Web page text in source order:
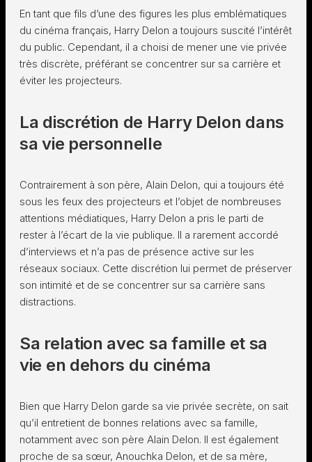
En tant que fils d’une des figures les plus emblématiques
du cinéma français, Harry Delon a toujours suscité l’intérêt
du public. Cependant, il a choisi de mener une vie privée
très discrète, préférant se concentrer sur sa carrière et
éviter les projecteurs.
La discrétion de Harry Delon dans
sa vie personnelle
Contrairement à son père, Alain Delon, qui a toujours été
sous les feux des projecteurs et l’objet de nombreuses
attentions médiatiques, Harry Delon a pris le parti de
rester à l’écart de la vie publique. Il a rarement accordé
d’interviews et n’a pas de présence active sur les
réseaux sociaux. Cette discrétion lui permet de préserver
son intimité et de se concentrer sur sa carrière sans
distractions.
Sa relation avec sa famille et sa
vie en dehors du cinéma
Bien que Harry Delon garde sa vie privée secrète, on sait
qu’il entretient de bonnes relations avec sa famille,
notamment avec son père Alain Delon. Il est également
proche de sa sœur, Anouchka Delon, et de sa mère,